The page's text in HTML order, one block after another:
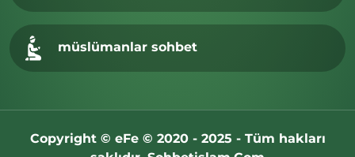
müslümanlar sohbet
Copyright © eFe © 2020 - 2025 - Tüm hakları